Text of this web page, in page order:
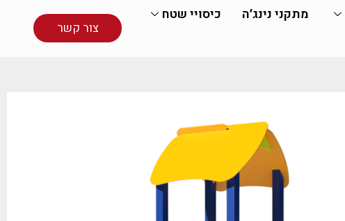
מתקני נינג׳ה
כיסויי שטח
צור קשר